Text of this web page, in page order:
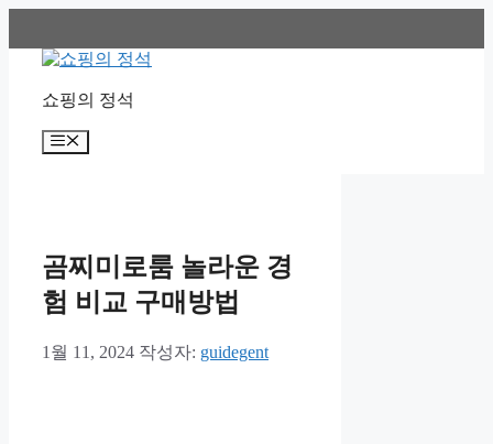
쇼핑의 정석
메
곰찌미로룸 놀라운 경
험 비교 구매방법
1월 11, 2024 작성자: guidegent